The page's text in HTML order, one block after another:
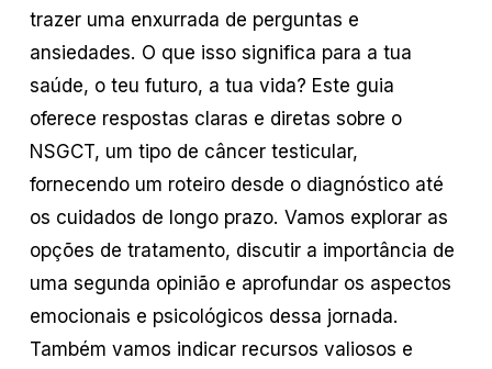
trazer uma enxurrada de perguntas e
ansiedades. O que isso significa para a tua
saúde, o teu futuro, a tua vida? Este guia
oferece respostas claras e diretas sobre o
NSGCT, um tipo de câncer testicular,
fornecendo um roteiro desde o diagnóstico até
os cuidados de longo prazo. Vamos explorar as
opções de tratamento, discutir a importância de
uma segunda opinião e aprofundar os aspectos
emocionais e psicológicos dessa jornada.
Também vamos indicar recursos valiosos e